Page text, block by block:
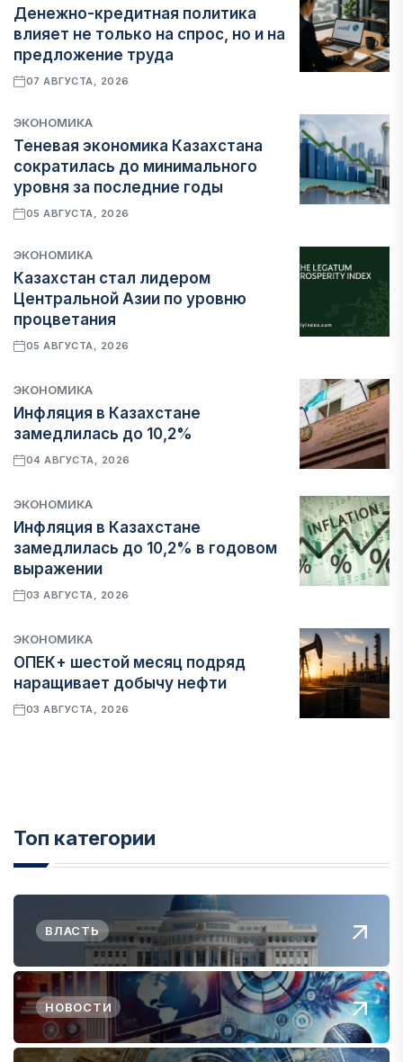
Денежно-кредитная политика
влияет не только на спрос, но и на
предложение труда
07 АВГУСТА, 2026
ЭКОНОМИКА
Теневая экономика Казахстана
сократилась до минимального
уровня за последние годы
05 АВГУСТА, 2026
ЭКОНОМИКА
Казахстан стал лидером
Центральной Азии по уровню
процветания
05 АВГУСТА, 2026
ЭКОНОМИКА
Инфляция в Казахстане
замедлилась до 10,2%
04 АВГУСТА, 2026
ЭКОНОМИКА
Инфляция в Казахстане
замедлилась до 10,2% в годовом
выражении
03 АВГУСТА, 2026
ЭКОНОМИКА
ОПЕК+ шестой месяц подряд
наращивает добычу нефти
03 АВГУСТА, 2026
Топ категории
ВЛАСТЬ
НОВОСТИ